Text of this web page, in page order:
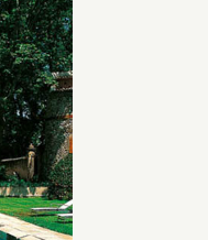
par
naturelle